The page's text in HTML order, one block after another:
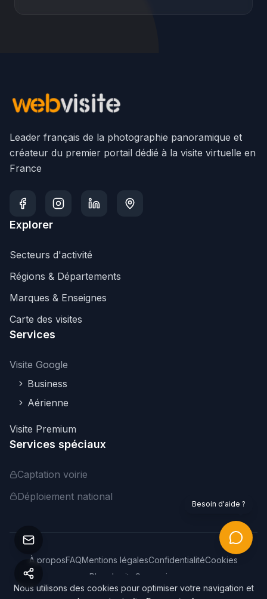
Leader français de la photographie panoramique et
créateur du premier portail dédié à la visite virtuelle en
France
Explorer
Secteurs d'activité
Régions & Départements
Marques & Enseignes
Carte des visites
Services
Visite Google
Business
Aérienne
Visite Premium
Services spéciaux
Captation voirie
Déploiement national
©2026 Webvisite. Tous droits réservés.
À proposFAQMentions légalesConfidentialitéCookies
Plan du site
Connexion
Nous utilisons des cookies pour optimiser votre navigation et
Besoin d'aide ?